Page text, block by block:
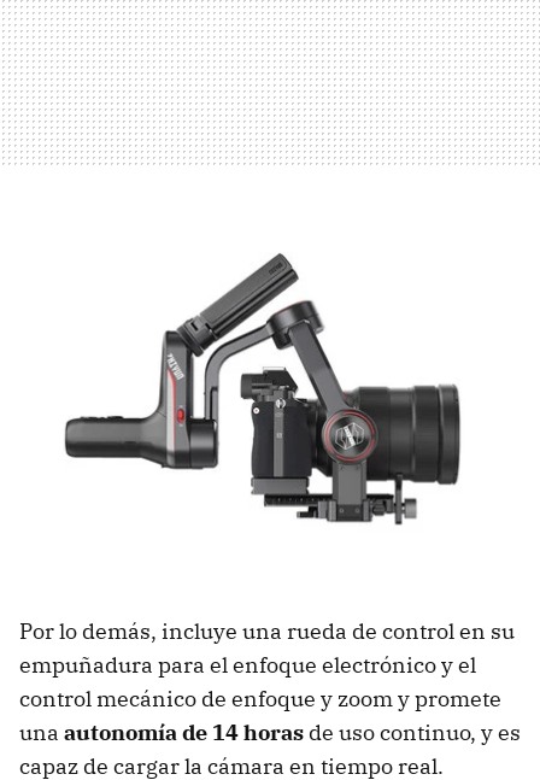
Por lo demás, incluye una rueda de control en su
empuñadura para el enfoque electrónico y el
control mecánico de enfoque y zoom y promete
una autonomía de 14 horas de uso continuo, y es
capaz de cargar la cámara en tiempo real.